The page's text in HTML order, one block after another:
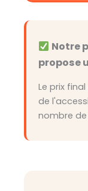
Notre
propose
Le prix
de
nombre